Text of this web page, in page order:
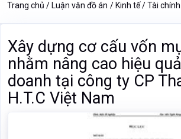
Trang chủ Luận văn đồ án Kinh tế Tài
Xây dựng cơ cấu vốn
nhằm nâng cao hiệu
doanh tại công ty CP
H.T.C Việt Nam